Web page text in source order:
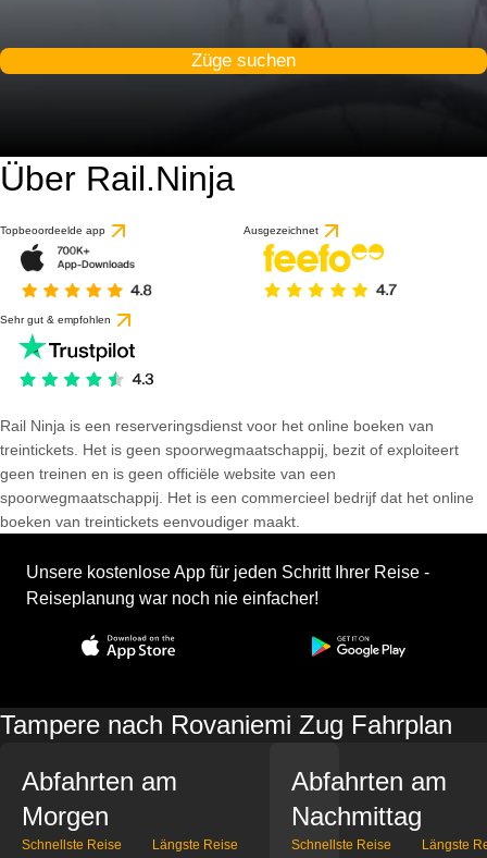
Züge suchen
Über Rail.Ninja
Topbeoordeelde app Ausgezeichnet
Sehr gut & empfohlen
Rail Ninja is een reserveringsdienst voor het online boeken van
treintickets. Het is geen spoorwegmaatschappij, bezit of exploiteert
geen treinen en is geen officiële website van een
spoorwegmaatschappij. Het is een commercieel bedrijf dat het online
boeken van treintickets eenvoudiger maakt.
Unsere kostenlose App für jeden Schritt Ihrer Reise -
Reiseplanung war noch nie einfacher!
Tampere nach Rovaniemi Zug Fahrplan
Abfahrten am
Morgen
Schnellste Reise Längste Reise
Abfahrten am
Nachmittag
Schnellste Reise Längste
basierend auf 1